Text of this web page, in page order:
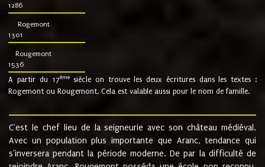
1286
Rogemont
1301
Rougemont
1536
A partir du 17ème siècle on trouve les deux écritures dans les textes :
Rogemont ou Rougemont. Cela est valable aussi pour le nom de famille.
C'est le chef lieu de la seigneurie avec son château médiéval.
Avec un population plus importante que Aranc, tendance qui
s'inversera pendant la période moderne. De par la difficulté de